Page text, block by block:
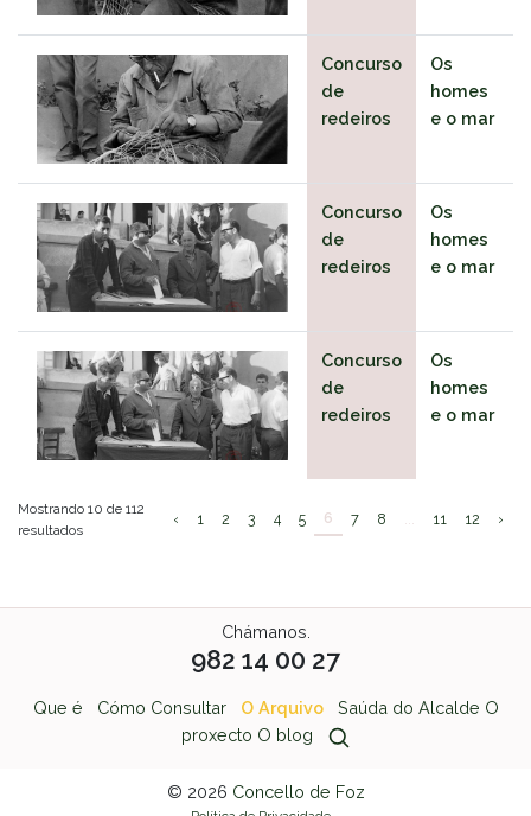
Concurso
de
redeiros
Os
homes
e o mar
Concurso
de
redeiros
Os
homes
e o mar
Concurso
de
redeiros
Os
homes
e o mar
Mostrando 10 de 112
resultados
‹ 1 2 3 4 5 6 7 8 ... 11 12 ›
Chámanos.
982 14 00 27
Que é Cómo Consultar O Arquivo Saúda do Alcalde O
proxecto O blog
© 2026 Concello de Foz